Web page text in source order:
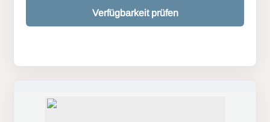
Verfügbarkeit prüfen